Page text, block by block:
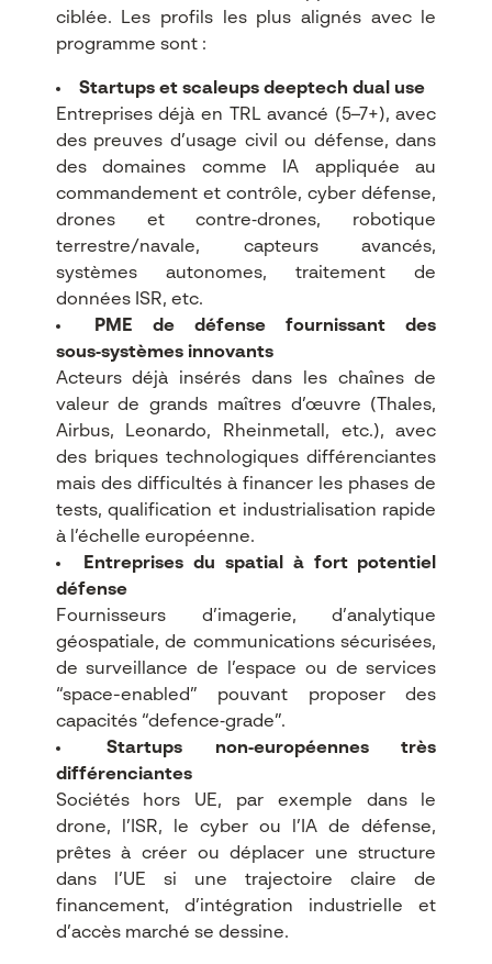
ciblée. Les profils les plus alignés avec le
programme sont :​
Startups et scaleups deeptech dual use
Entreprises déjà en TRL avancé (5–7+), avec
des preuves d’usage civil ou défense, dans
des domaines comme IA appliquée au
commandement et contrôle, cyber défense,
drones et contre‑drones, robotique
terrestre/navale, capteurs avancés,
systèmes autonomes, traitement de
données ISR, etc.​
PME de défense fournissant des
sous‑systèmes innovants
Acteurs déjà insérés dans les chaînes de
valeur de grands maîtres d’œuvre (Thales,
Airbus, Leonardo, Rheinmetall, etc.), avec
des briques technologiques différenciantes
mais des difficultés à financer les phases de
tests, qualification et industrialisation rapide
à l’échelle européenne.​
Entreprises du spatial à fort potentiel
défense
Fournisseurs d’imagerie, d’analytique
géospatiale, de communications sécurisées,
de surveillance de l’espace ou de services
“space-enabled” pouvant proposer des
capacités “defence‑grade”.​
Startups non‑européennes très
différenciantes
Sociétés hors UE, par exemple dans le
drone, l’ISR, le cyber ou l’IA de défense,
prêtes à créer ou déplacer une structure
dans l’UE si une trajectoire claire de
financement, d’intégration industrielle et
d’accès marché se dessine.​